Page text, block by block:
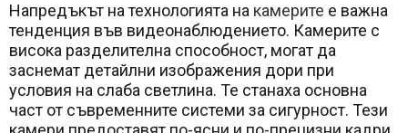
Напредъкът на технологията на камерите е важна
тенденция във видеонаблюдението. Камерите с
висока разделителна способност, могат да
заснемат детайлни изображения дори при
условия на слаба светлина. Те станаха основна
част от съвременните системи за сигурност. Тези